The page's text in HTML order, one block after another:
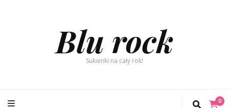
Blu rock
Sukienki na cały rok!
0